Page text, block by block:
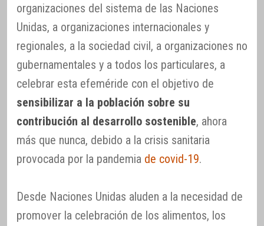
organizaciones del sistema de las Naciones
Unidas, a organizaciones internacionales y
regionales, a la sociedad civil, a organizaciones no
gubernamentales y a todos los particulares, a
celebrar esta efeméride con el objetivo de
sensibilizar a la población sobre su
contribución al desarrollo sostenible, ahora
más que nunca, debido a la crisis sanitaria
provocada por la pandemia de covid-19.
Desde Naciones Unidas aluden a la necesidad de
promover la celebración de los alimentos, los